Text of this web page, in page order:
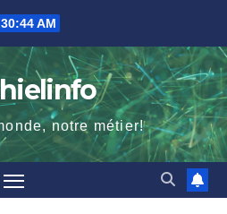
AM
notre métier!